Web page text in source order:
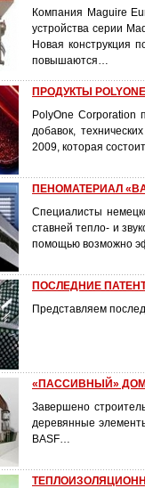
Компания Maguire
устройства серии
Новая конструкция
повышаются…
ПРОДУКТЫ
PolyOne Corporation
добавок,
2009, которая
ПЕНОМАТЕРИАЛ
Специалисты
ставней тепло- и
помощью возможно
ПОСЛЕДНИЕ
Представляем
«ПАССИВНЫЙ» ДОМ
Завершено
деревянные
BASF…